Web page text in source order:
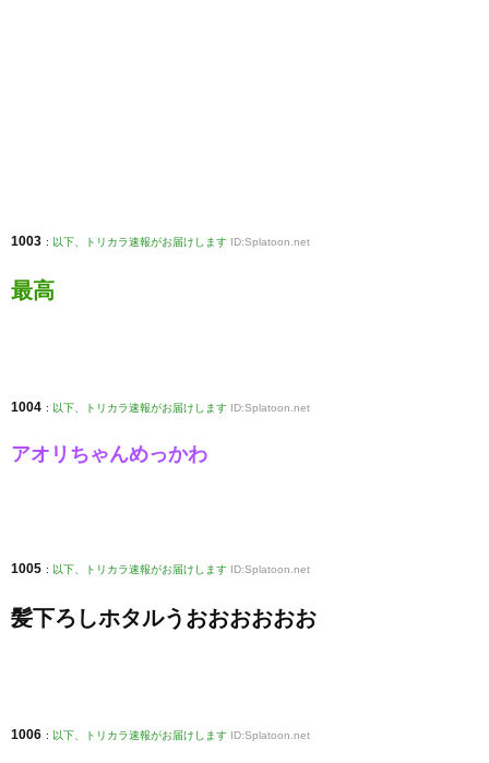
1003 : 以下、トリカラ速報がお届けします ID:Splatoon.net
最高
1004 : 以下、トリカラ速報がお届けします ID:Splatoon.net
アオリちゃんめっかわ
1005 : 以下、トリカラ速報がお届けします ID:Splatoon.net
髪下ろしホタルうおおおおおお
1006 : 以下、トリカラ速報がお届けします ID:Splatoon.net